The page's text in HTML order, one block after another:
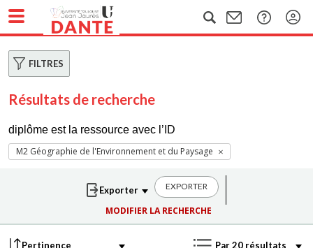
FILTRES
Résultats de recherche
diplôme est la ressource avec l’ID
M2 Géographie de l'Environnement et du Paysage
EXPORTER
MODIFIER LA RECHERCHE